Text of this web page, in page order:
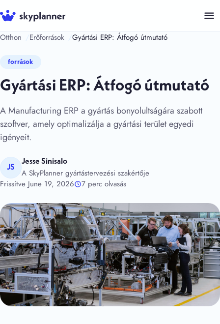
Kilépés
a
tartalomba
Otthon Erőforrások Gyártási ERP: Átfogó útmutató
források
Gyártási ERP: Átfogó útmutató
A Manufacturing ERP a gyártás bonyolultságára szabott
szoftver, amely optimalizálja a gyártási terület egyedi
igényeit.
JS
Jesse Sinisalo
A SkyPlanner gyártástervezési szakértője
Frissítve June 19, 2026
7 perc olvasás